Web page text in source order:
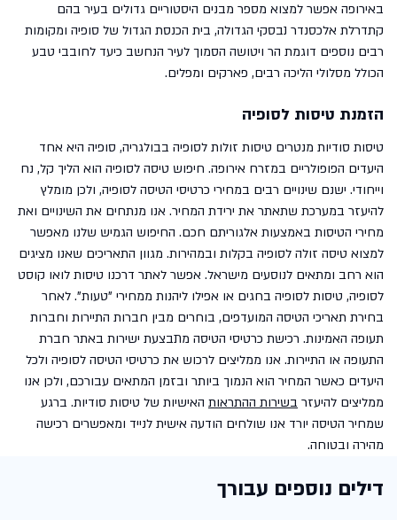
באירופה אפשר למצוא מספר מבנים היסטוריים גדולים בעיר בהם
קתדרלת אלכסנדר נבסקי הגדולה, בית הכנסת הגדול של סופיה ומקומות
רבים נוספים דוגמת הר ויטושה הסמוך לעיר הנחשב כיעד לחובבי טבע
הכולל מסלולי הליכה רבים, פארקים ומפלים.
הזמנת טיסות לסופיה
טיסות סודיות מנטרים טיסות זולות לסופיה בבולגריה, סופיה היא אחד
היעדים הפופולריים במזרח אירופה. חיפוש טיסה לסופיה הוא הליך קל, נח
וייחודי. ישנם שינויים רבים במחירי כרטיסי הטיסה לסופיה, ולכן מומלץ
להיעזר במערכת שתאתר את ירידת המחיר. אנו מנתחים את השינויים ואת
מחירי הטיסות באמצעות אלגוריתם חכם. החיפוש הגמיש שלנו מאפשר
למצוא טיסה זולה לסופיה בקלות ובמהירות. מגוון התאריכים שאנו מציגים
הוא רחב ומתאים לנוסעים מישראל. אפשר לאתר דרכנו טיסות לואו קוסט
לסופיה, טיסות לסופיה בחגים או אפילו ליהנות ממחירי "טעות". לאחר
בחירת תאריכי הטיסה המועדפים, בוחרים מבין חברות התיירות וחברות
תעופה האמינות. רכישת כרטיסי הטיסה מתבצעת ישירות באתר חברת
התעופה או התיירות. אנו ממליצים לרכוש את כרטיסי הטיסה לסופיה ולכל
היעדים כאשר המחיר הוא הנמוך ביותר ובזמן המתאים עבורכם, ולכן אנו
ממליצים להיעזר בשירות ההתראות האישיות של טיסות סודיות. ברגע
שמחיר הטיסה יורד אנו שולחים הודעה אישית לנייד ומאפשרים רכישה
מהירה ובטוחה.
דילים נוספים עבורך